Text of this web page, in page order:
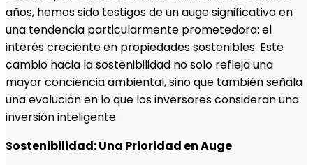
años, hemos sido testigos de un auge significativo en
una tendencia particularmente prometedora: el
interés creciente en propiedades sostenibles. Este
cambio hacia la sostenibilidad no solo refleja una
mayor conciencia ambiental, sino que también señala
una evolución en lo que los inversores consideran una
inversión inteligente.
Sostenibilidad: Una Prioridad en Auge